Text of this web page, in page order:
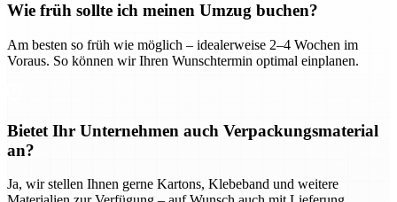
Wie früh sollte ich meinen Umzug buchen?
Am besten so früh wie möglich – idealerweise 2–4 Wochen im
Voraus. So können wir Ihren Wunschtermin optimal einplanen.
Bietet Ihr Unternehmen auch Verpackungsmaterial
an?
Ja, wir stellen Ihnen gerne Kartons, Klebeband und weitere